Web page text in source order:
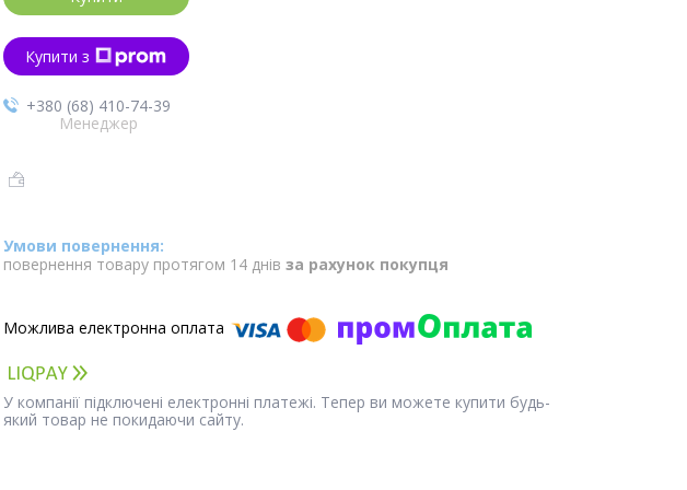
Купити з
+380 (68) 410-74-39
Менеджер
повернення товару протягом 14 днів за рахунок покупця
У компанії підключені електронні платежі. Тепер ви можете купити будь-
який товар не покидаючи сайту.